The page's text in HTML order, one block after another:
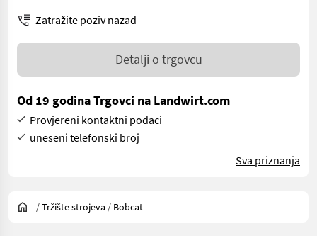
Zatražite poziv nazad
Detalji o trgovcu
Od 19 godina Trgovci na Landwirt.com
Provjereni kontaktni podaci
uneseni telefonski broj
Sva priznanja
/Tržište strojeva / Bobcat